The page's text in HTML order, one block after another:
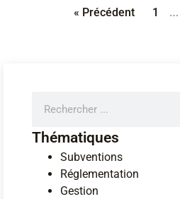
« Précédent 1 …
Thématiques
Subventions
Réglementation
Gestion